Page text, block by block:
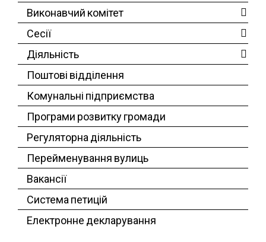
Виконавчий комітет
Сесії
Діяльність
Поштові відділення
Комунальні підприємства
Програми розвитку громади
Регуляторна діяльність
Перейменування вулиць
Вакансії
Система петицій
Електронне декларування